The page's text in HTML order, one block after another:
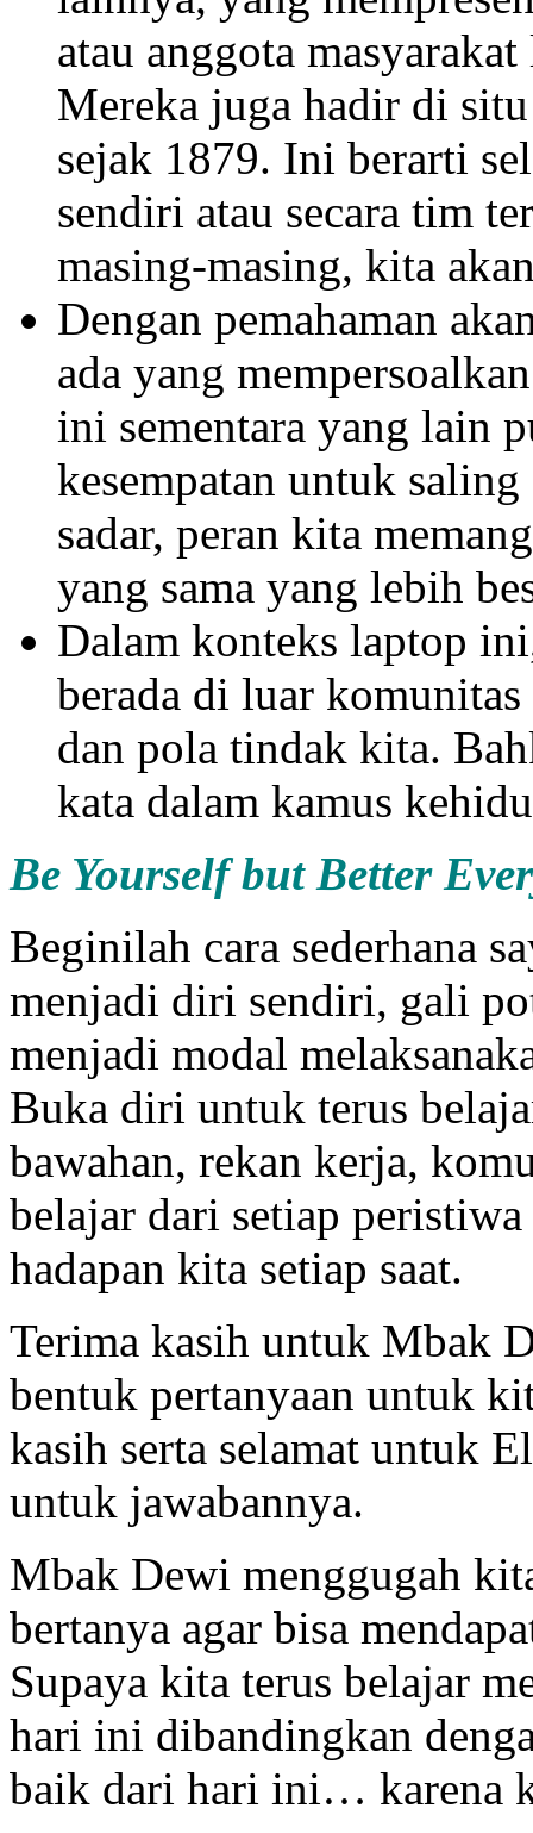
atau anggota
Mereka juga hadir di
sejak 1879. Ini berarti
sendiri atau secara tim
masing-masing, kita
Dengan pemahaman
ada yang
ini sementara yang lain
kesempatan untuk
sadar, peran kita
yang sama yang lebih
Dalam konteks laptop
berada di luar
dan pola tindak kita.
kata dalam kamus
Be Yourself but Better
Beginilah cara sederhana
menjadi diri sendiri, gali
menjadi modal
Buka diri untuk terus
bawahan, rekan kerja,
belajar dari setiap
hadapan kita setiap saat.
Terima kasih untuk Mbak
bentuk pertanyaan untuk
kasih serta selamat untuk
untuk jawabannya.
Mbak Dewi menggugah
bertanya agar bisa
Supaya kita terus belajar
hari ini dibandingkan
baik dari hari ini… karena